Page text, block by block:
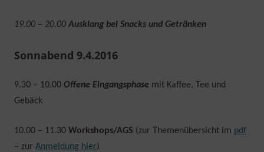
19.00 – 20.00 Ausklang bei Snacks und Getränken
Sonnabend 9.4.2016
9.30 – 10.00 Offene Eingangsphase mit Kaffee, Tee und
Gebäck
10.00 – 11.30 Workshops/AGS (zur Themenübersicht im pdf
– zur Anmeldung hier)